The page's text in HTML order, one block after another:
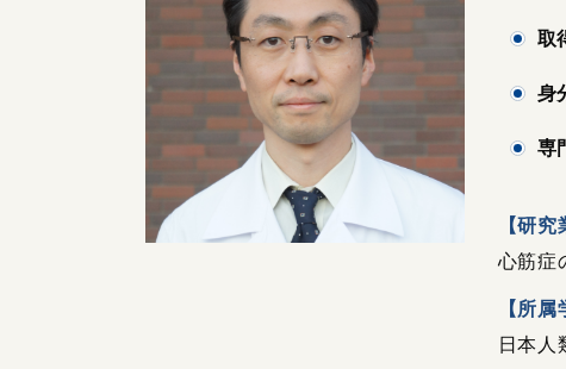
身
【研究
心筋症
【所属
日本人